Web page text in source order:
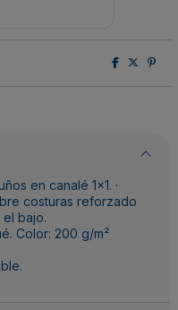
en canalé 1x1. ·
costuras reforzado
el bajo.
Color: 200 g/m²